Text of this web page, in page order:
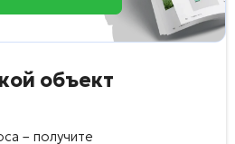
объект
– получите